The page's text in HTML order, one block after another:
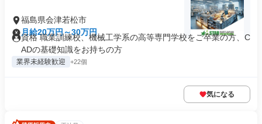
福島県会津若松市
月給20万円～30万円
資格 職業訓練校、機械工学系の高等専門学校をご卒業の方、C
ADの基礎知識をお持ちの方
業界未経験歓迎 +22個
気になる